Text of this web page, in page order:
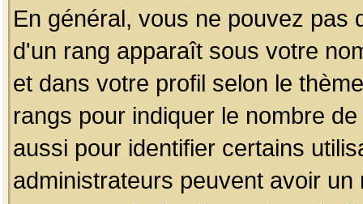
En général, vous ne pouvez pas
d'un rang apparaît sous votre
et dans votre profil selon le
rangs pour indiquer le nombre
aussi pour identifier certains
administrateurs peuvent avoir